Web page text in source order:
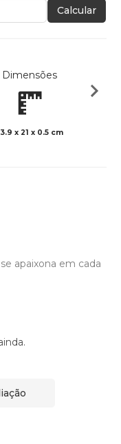
Calcular
Dimensões
x 21 x 0.5 cm
apaixona em cada